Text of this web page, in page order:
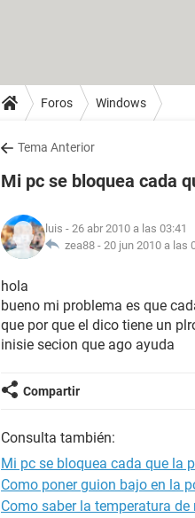
Foros Windows
Tema Anterior
Mi pc se bloquea cada
luis - 26 abr 2010 a las 03:41
zea88 - 20 jun 2010 a las
hola
bueno mi problema es que
que por que el dico tiene un
inisie secion que ago ayuda
Compartir
Consulta también:
Mi pc se bloquea cada que la
Como poner guion bajo en la
Como saber la temperatura de